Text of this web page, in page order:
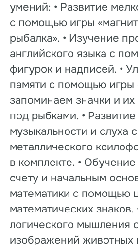
умений: • Развитие
с помощью игры
рыбалка». • Изучение
английского языка с
фигурок и надписей. •
памяти с помощью игры
запоминаем значки и их
под рыбками. • Развитие
музыкальности и слуха
металлического
в комплекте. •
счету и начальным
математики с помощью
математических знаков.
логического мышления
изображений животных